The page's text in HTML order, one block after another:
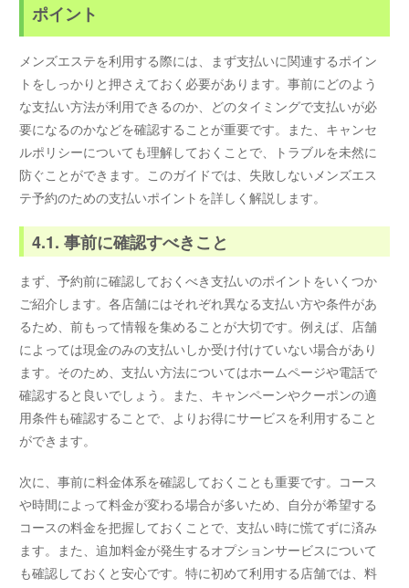
ポイント
メンズエステを利用する際には、まず支払いに関連するポイン
トをしっかりと押さえておく必要があります。事前にどのよう
な支払い方法が利用できるのか、どのタイミングで支払いが必
要になるのかなどを確認することが重要です。また、キャンセ
ルポリシーについても理解しておくことで、トラブルを未然に
防ぐことができます。このガイドでは、失敗しないメンズエス
テ予約のための支払いポイントを詳しく解説します。
4.1. 事前に確認すべきこと
まず、予約前に確認しておくべき支払いのポイントをいくつか
ご紹介します。各店舗にはそれぞれ異なる支払い方や条件があ
るため、前もって情報を集めることが大切です。例えば、店舗
によっては現金のみの支払いしか受け付けていない場合があり
ます。そのため、支払い方法についてはホームページや電話で
確認すると良いでしょう。また、キャンペーンやクーポンの適
用条件も確認することで、よりお得にサービスを利用すること
ができます。
次に、事前に料金体系を確認しておくことも重要です。コース
や時間によって料金が変わる場合が多いため、自分が希望する
コースの料金を把握しておくことで、支払い時に慌てずに済み
ます。また、追加料金が発生するオプションサービスについて
も確認しておくと安心です。特に初めて利用する店舗では、料